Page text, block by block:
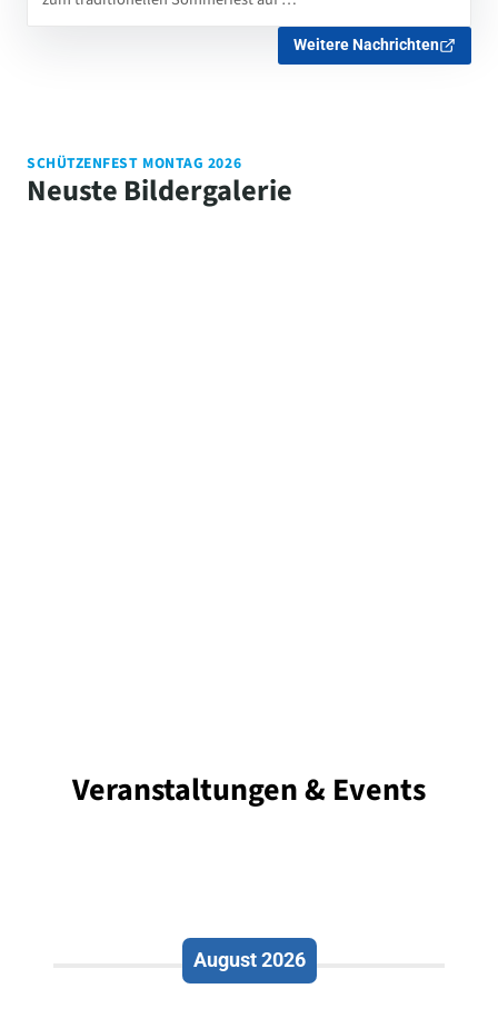
Weitere Nachrichten
SCHÜTZENFEST MONTAG 2026
Neuste Bildergalerie
Veranstaltungen & Events
August 2026